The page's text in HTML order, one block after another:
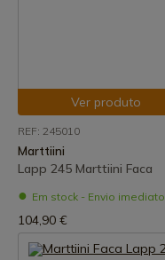
Ver produto
REF: 245010
Marttiini
Lapp 245 Marttiini Faca
Em stock - Envio imediato
104,90 €